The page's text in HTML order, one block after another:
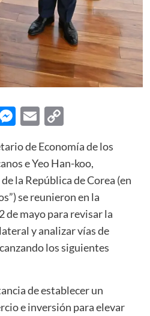
Messenger
EmailCopy
de Economía de los
e Yeo Han-koo,
la República de Corea (en
se reunieron en la
de mayo para revisar la
y analizar vías de
los siguientes
de establecer un
e inversión para elevar